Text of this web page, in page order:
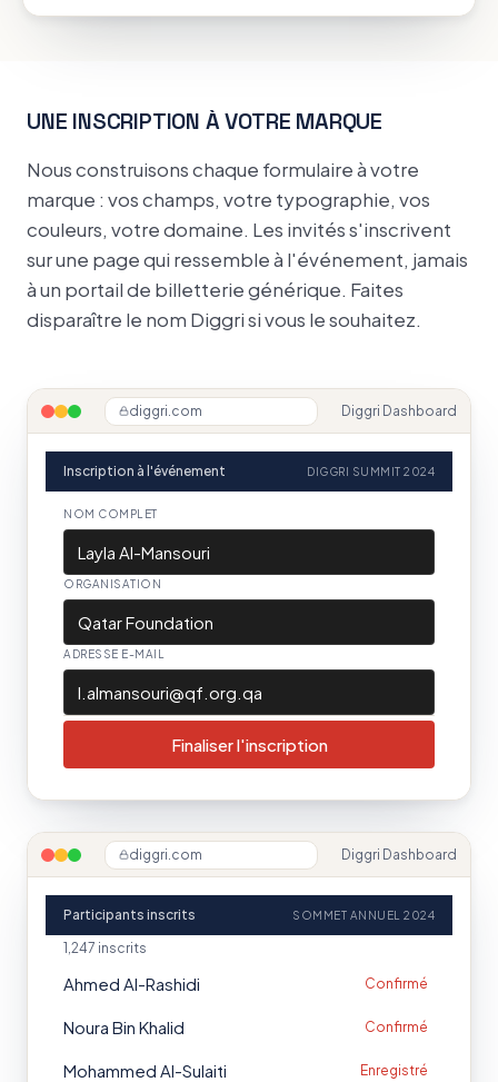
UNE INSCRIPTION À VOTRE MARQUE
Nous construisons chaque formulaire à votre
marque : vos champs, votre typographie, vos
couleurs, votre domaine. Les invités s'inscrivent
sur une page qui ressemble à l'événement, jamais
à un portail de billetterie générique. Faites
disparaître le nom Diggri si vous le souhaitez.
diggri.com Diggri Dashboard
Inscription à l'événement DIGGRI SUMMIT 2024
NOM COMPLET
Layla Al-Mansouri
ORGANISATION
Qatar Foundation
ADRESSE E-MAIL
l.almansouri@qf.org.qa
Finaliser l'inscription
diggri.com Diggri Dashboard
Participants inscrits SOMMET ANNUEL 2024
1,247 inscrits
Ahmed Al-Rashidi Confirmé
Noura Bin Khalid Confirmé
Mohammed Al-Sulaiti Enregistré